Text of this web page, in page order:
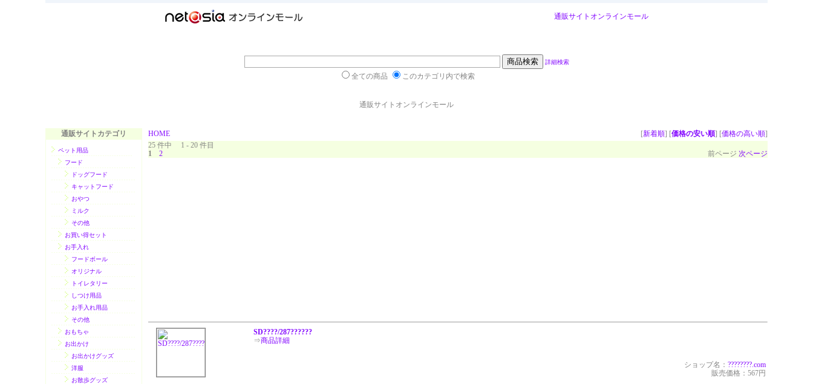
通販サイト オンラインモール
詳細検索
全ての商品 このカテゴリ内で検索
通販サイトオンラインモール
通販サイトカテゴリ
ペット用品
フード
ドッグフード
キャットフード
おやつ
ミルク
その他
お買い得セット
お手入れ
フードボール
オリジナル
トイレタリー
しつけ用品
お手入れ用品
その他
おもちゃ
お出かけ
お出かけグッズ
洋服
お散歩グッズ
HOME [新着順] [価格の安い順] [価格の高い順]
25 件中 1 - 20 件目
1
2 前ページ 次ページ
SD????/287??????
⇒商品詳細
ショップ名： ????????.com
販売価格：567円